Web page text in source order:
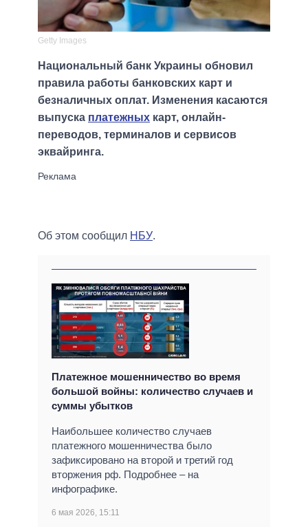
Getty Images
Национальный банк Украины обновил
правила работы банковских карт и
безналичных оплат. Изменения касаются
выпуска платежных карт, онлайн-
переводов, терминалов и сервисов
эквайринга.
Об этом сообщил НБУ.
Платежное мошенничество во время
большой войны: количество случаев и
суммы убытков
Наибольшее количество случаев
платежного мошенничества было
зафиксировано на второй и третий год
вторжения рф. Подробнее – на
инфографике.
6 мая 2026, 15:11